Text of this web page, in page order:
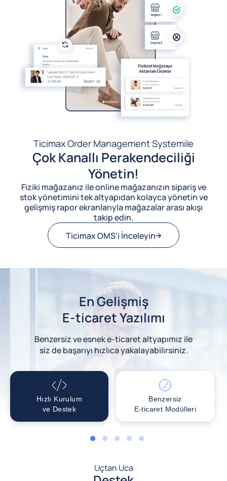
Ticimax Order Management Systemile
Çok Kanallı Perakendeciliği
Yönetin!
Fiziki mağazanız ile online mağazanızın sipariş ve
stok yönetimini tek altyapıdan kolayca yönetin ve
gelişmiş rapor ekranlarıyla mağazalar arası akışı
takip edin.
Ticimax OMS’i İnceleyin
En Gelişmiş
E-ticaret Yazılımı
Benzersiz ve esnek e-ticaret altyapımız ile
siz de başarıyı hızlıca yakalayabilirsiniz.
Hızlı Kurulum
ve Destek
Benzersiz
E-ticaret Modülleri
1 2 3 4 5
Uçtan Uca